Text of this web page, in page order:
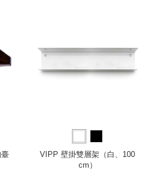
VIPP 壁掛雙層架（白、100
cm）